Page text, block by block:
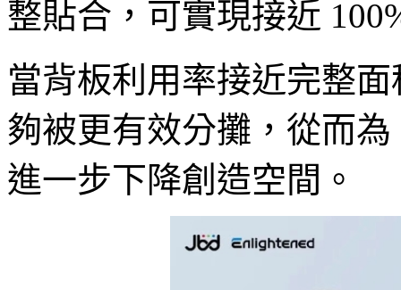
整貼合，可實現接近
當背板利用率接近完整
夠被更有效分攤，從而
進一步下降創造空間。